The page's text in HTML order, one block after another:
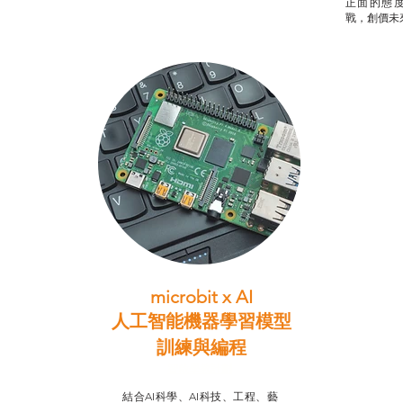
戰，創價未
microbit x AI
人工智能機器學習模型
訓練與編程
結合AI科學、AI科技、工程、藝